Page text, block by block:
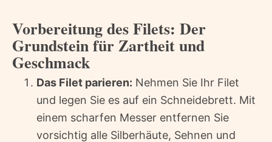
Vorbereitung des Filets: Der
Grundstein für Zartheit und
Geschmack
Das Filet parieren: Nehmen Sie Ihr Filet
und legen Sie es auf ein Schneidebrett. Mit
einem scharfen Messer entfernen Sie
vorsichtig alle Silberhäute, Sehnen und